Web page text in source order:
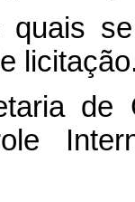
de